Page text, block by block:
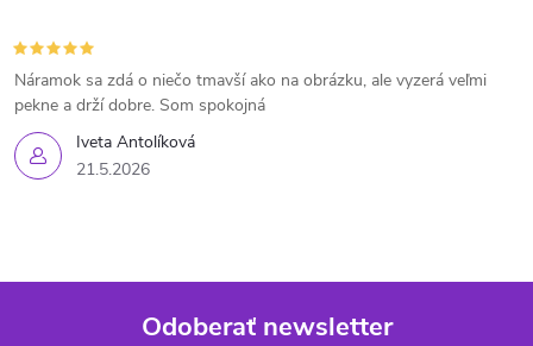
Iveta Antolíková
21.5.2026
Náramok sa zdá o niečo tmavší ako na obrázku, ale vyzerá veľmi
pekne a drží dobre. Som spokojná
Odoberať newsletter